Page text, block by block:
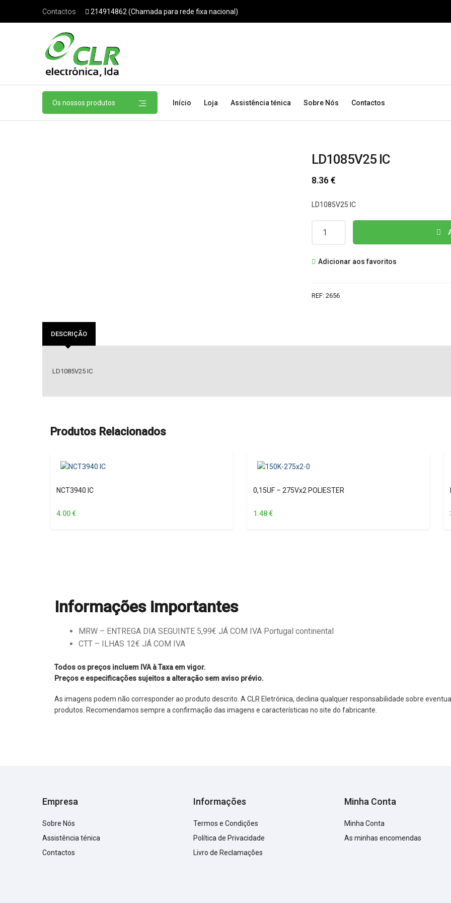
Contactos 214914862 (Chamada para rede fixa nacional)
Os nossos produtos Início Loja Assistência ténica Sobre Nós Contactos
LD1085V25 IC
8.36€
LD1085V25 IC
ICAdicionar aos favoritos
REF: 2656
DESCRIÇÃO
LD1085V25 IC
Produtos Relacionados
NCT3940 IC
4.00€
0,15UF – 275Vx2 POLIESTER
1.48€
Informações importantes
MRW – ENTREGA DIA SEGUINTE 5,99€ JÁ COM IVA Portugal continental
CTT – ILHAS 12€ JÁ COM IVA
Todos os preços incluem IVA à Taxa em vigor.
Preços e especificações sujeitos a alteração sem aviso prévio.
As imagens podem não corresponder ao produto descrito. A CLR Eletrónica, declina qualquer responsabilidade sobre
produtos. Recomendamos sempre a confirmação das imagens e características no site do fabricante.
Empresa
Sobre Nós
Assistência ténica
Contactos
Informações
Termos e Condições
Política de Privacidade
Livro de Reclamações
Minha Conta
Minha Conta
As minhas encomendas